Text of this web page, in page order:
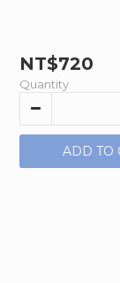
NT$720
Quantity
ADD TO